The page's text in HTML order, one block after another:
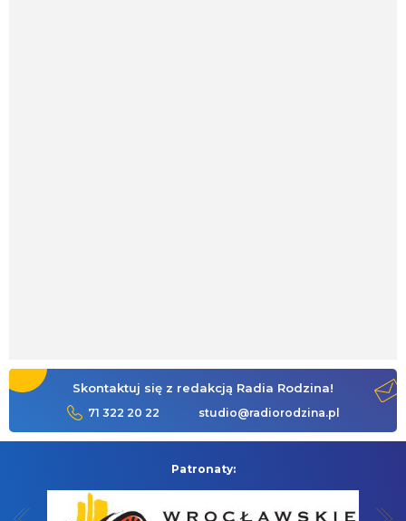
Skontaktuj się z redakcją Radia Rodzina!
71 322 20 22 studio@radiorodzina.pl
Patronaty: